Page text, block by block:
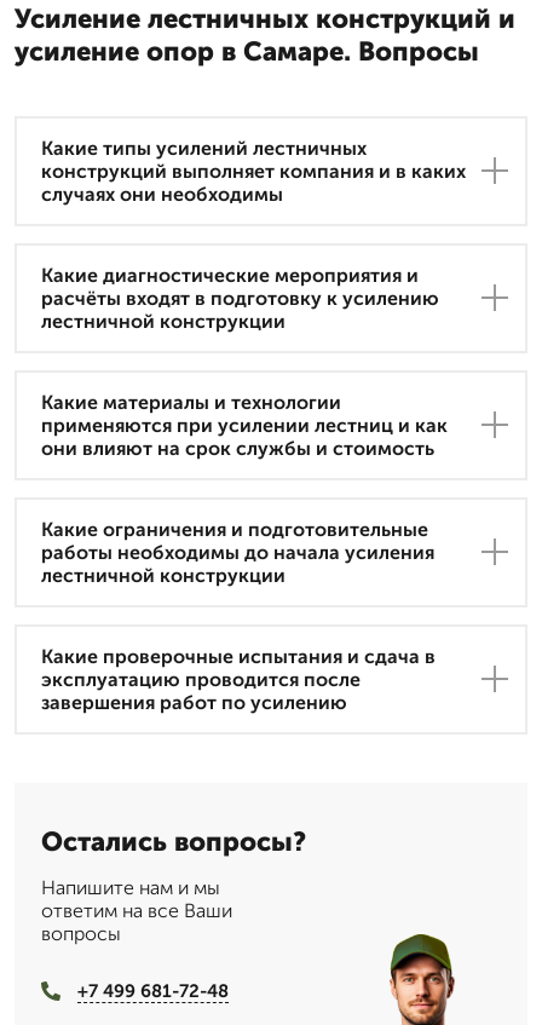
Усиление лестничных конструкций и
усиление опор в Самаре. Вопросы
Какие типы усилений лестничных
конструкций выполняет компания и в каких
случаях они необходимы
Какие диагностические мероприятия и
расчёты входят в подготовку к усилению
лестничной конструкции
Какие материалы и технологии
применяются при усилении лестниц и как
они влияют на срок службы и стоимость
Какие ограничения и подготовительные
работы необходимы до начала усиления
лестничной конструкции
Какие проверочные испытания и сдача в
эксплуатацию проводится после
завершения работ по усилению
Остались вопросы?
Напишите нам и мы
ответим на все Ваши
вопросы
+7 499 681-72-48